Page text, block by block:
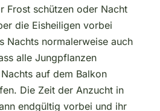
Frost schützen oder Nacht
die Eisheiligen vorbei
Nachts normalerweise auch
alle Jungpflanzen
auf dem Balkon
Die Zeit der Anzucht in
endgültig vorbei und ihr